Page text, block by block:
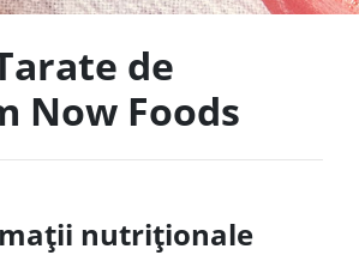
de
Now Foods
nutriționale